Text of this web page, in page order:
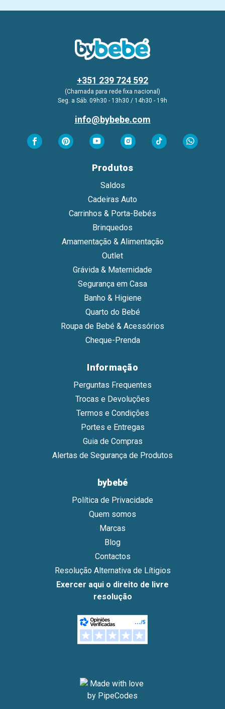
+351 239 724 592
(Chamada para rede fixa nacional)
Seg. a Sáb. 09h30 - 13h30 / 14h30 - 19h
info@bybebe.com
Produtos
Saldos
Cadeiras Auto
Carrinhos & Porta-Bebés
Brinquedos
Amamentação & Alimentação
Outlet
Grávida & Maternidade
Segurança em Casa
Banho & Higiene
Quarto do Bebé
Roupa de Bebé & Acessórios
Cheque-Prenda
Informação
Perguntas Frequentes
Trocas e Devoluções
Termos e Condições
Portes e Entregas
Guia de Compras
Alertas de Segurança de Produtos
bybebé
Política de Privacidade
Quem somos
Marcas
Blog
Contactos
Resolução Alternativa de Lítigios
Exercer aqui o direito de livre
resolução